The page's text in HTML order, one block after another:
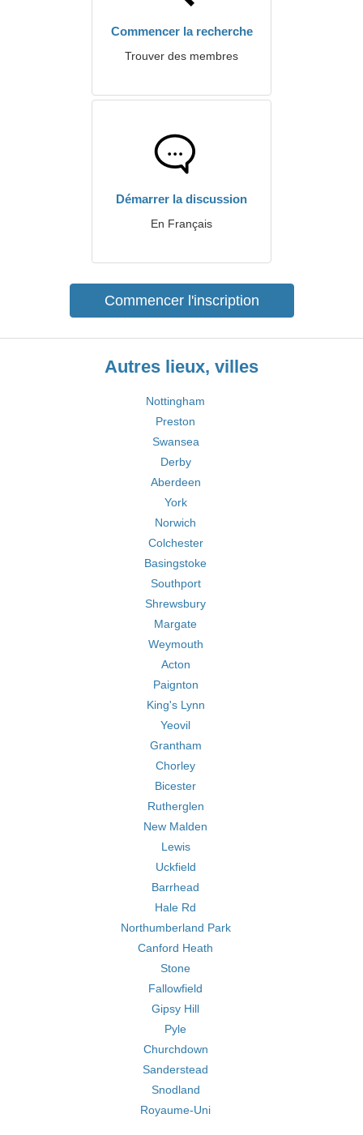
Commencer la recherche
Trouver des membres
Démarrer la discussion
En Français
Commencer l'inscription
Autres lieux, villes
Nottingham
Preston
Swansea
Derby
Aberdeen
York
Norwich
Colchester
Basingstoke
Southport
Shrewsbury
Margate
Weymouth
Acton
Paignton
King's Lynn
Yeovil
Grantham
Chorley
Bicester
Rutherglen
New Malden
Lewis
Uckfield
Barrhead
Hale Rd
Northumberland Park
Canford Heath
Stone
Fallowfield
Gipsy Hill
Pyle
Churchdown
Sanderstead
Snodland
Royaume-Uni